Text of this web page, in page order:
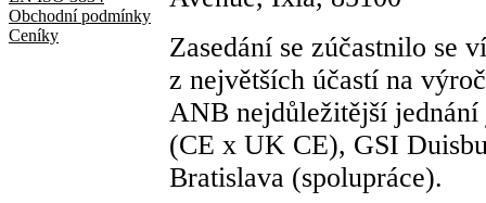
Obchodní podmínky
Ceníky
Zasedání se zúčastnilo se
z největších účastí na
ANB nejdůležitější
(CE x UK CE), GSI
Bratislava (spolupráce).